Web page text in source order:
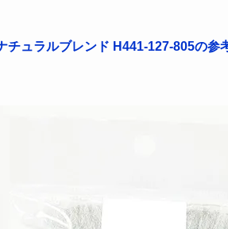
チュラルブレンド H441-127-805の参